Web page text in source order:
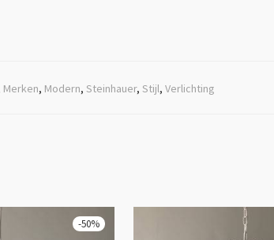
Merken, Modern, Steinhauer, Stijl, Verlichting
-50%